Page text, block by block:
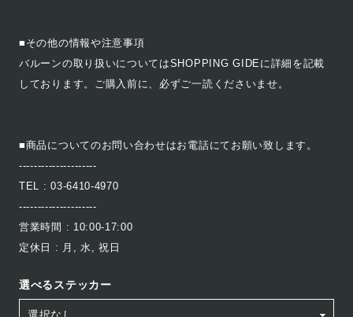
■その他の情報や注意事項
バルーンの取り扱いについてはSHOPPING GIDEに詳細を記載
しております。ご購入前に、必ずご一読くださいませ。
■商品についてのお問い合わせはお電話にてお願い致します。
---------------------
TEL : 03-6410-4970
---------------------
営業時間 : 10:00-17:00
定休日 : 月, 水, 祝日
選べるステッカー